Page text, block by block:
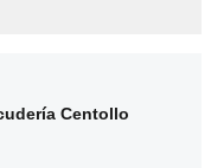
Centollo